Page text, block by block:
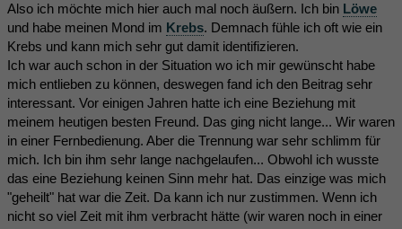
Also ich möchte mich hier auch mal noch äußern. Ich bin Löwe
und habe meinen Mond im Krebs. Demnach fühle ich oft wie ein
Krebs und kann mich sehr gut damit identifizieren.
Ich war auch schon in der Situation wo ich mir gewünscht habe
mich entlieben zu können, deswegen fand ich den Beitrag sehr
interessant. Vor einigen Jahren hatte ich eine Beziehung mit
meinem heutigen besten Freund. Das ging nicht lange... Wir waren
in einer Fernbedienung. Aber die Trennung war sehr schlimm für
mich. Ich bin ihm sehr lange nachgelaufen... Obwohl ich wusste
das eine Beziehung keinen Sinn mehr hat. Das einzige was mich
"geheilt" hat war die Zeit. Da kann ich nur zustimmen. Wenn ich
nicht so viel Zeit mit ihm verbracht hätte (wir waren noch in einer